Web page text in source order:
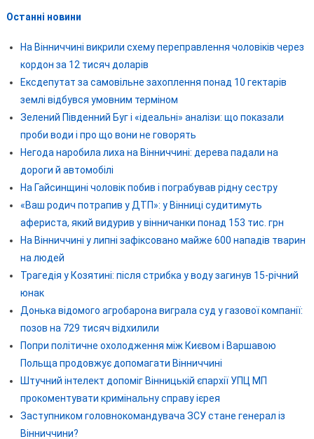
Останні новини
На Вінниччині викрили схему переправлення чоловіків через
кордон за 12 тисяч доларів
Ексдепутат за самовільне захоплення понад 10 гектарів
землі відбувся умовним терміном
Зелений Південний Буг і «ідеальні» аналізи: що показали
проби води і про що вони не говорять
Негода наробила лиха на Вінниччині: дерева падали на
дороги й автомобілі
На Гайсинщині чоловік побив і пограбував рідну сестру
«Ваш родич потрапив у ДТП»: у Вінниці судитимуть
афериста, який видурив у вінничанки понад 153 тис. грн
На Вінниччині у липні зафіксовано майже 600 нападів тварин
на людей
Трагедія у Козятині: після стрибка у воду загинув 15-річний
юнак
Донька відомого агробарона виграла суд у газової компанії:
позов на 729 тисяч відхилили
Попри політичне охолодження між Києвом і Варшавою
Польща продовжує допомагати Вінниччині
Штучний інтелект допоміг Вінницькій єпархії УПЦ МП
прокоментувати кримінальну справу ієрея
Заступником головнокомандувача ЗСУ стане генерал із
Вінниччини?